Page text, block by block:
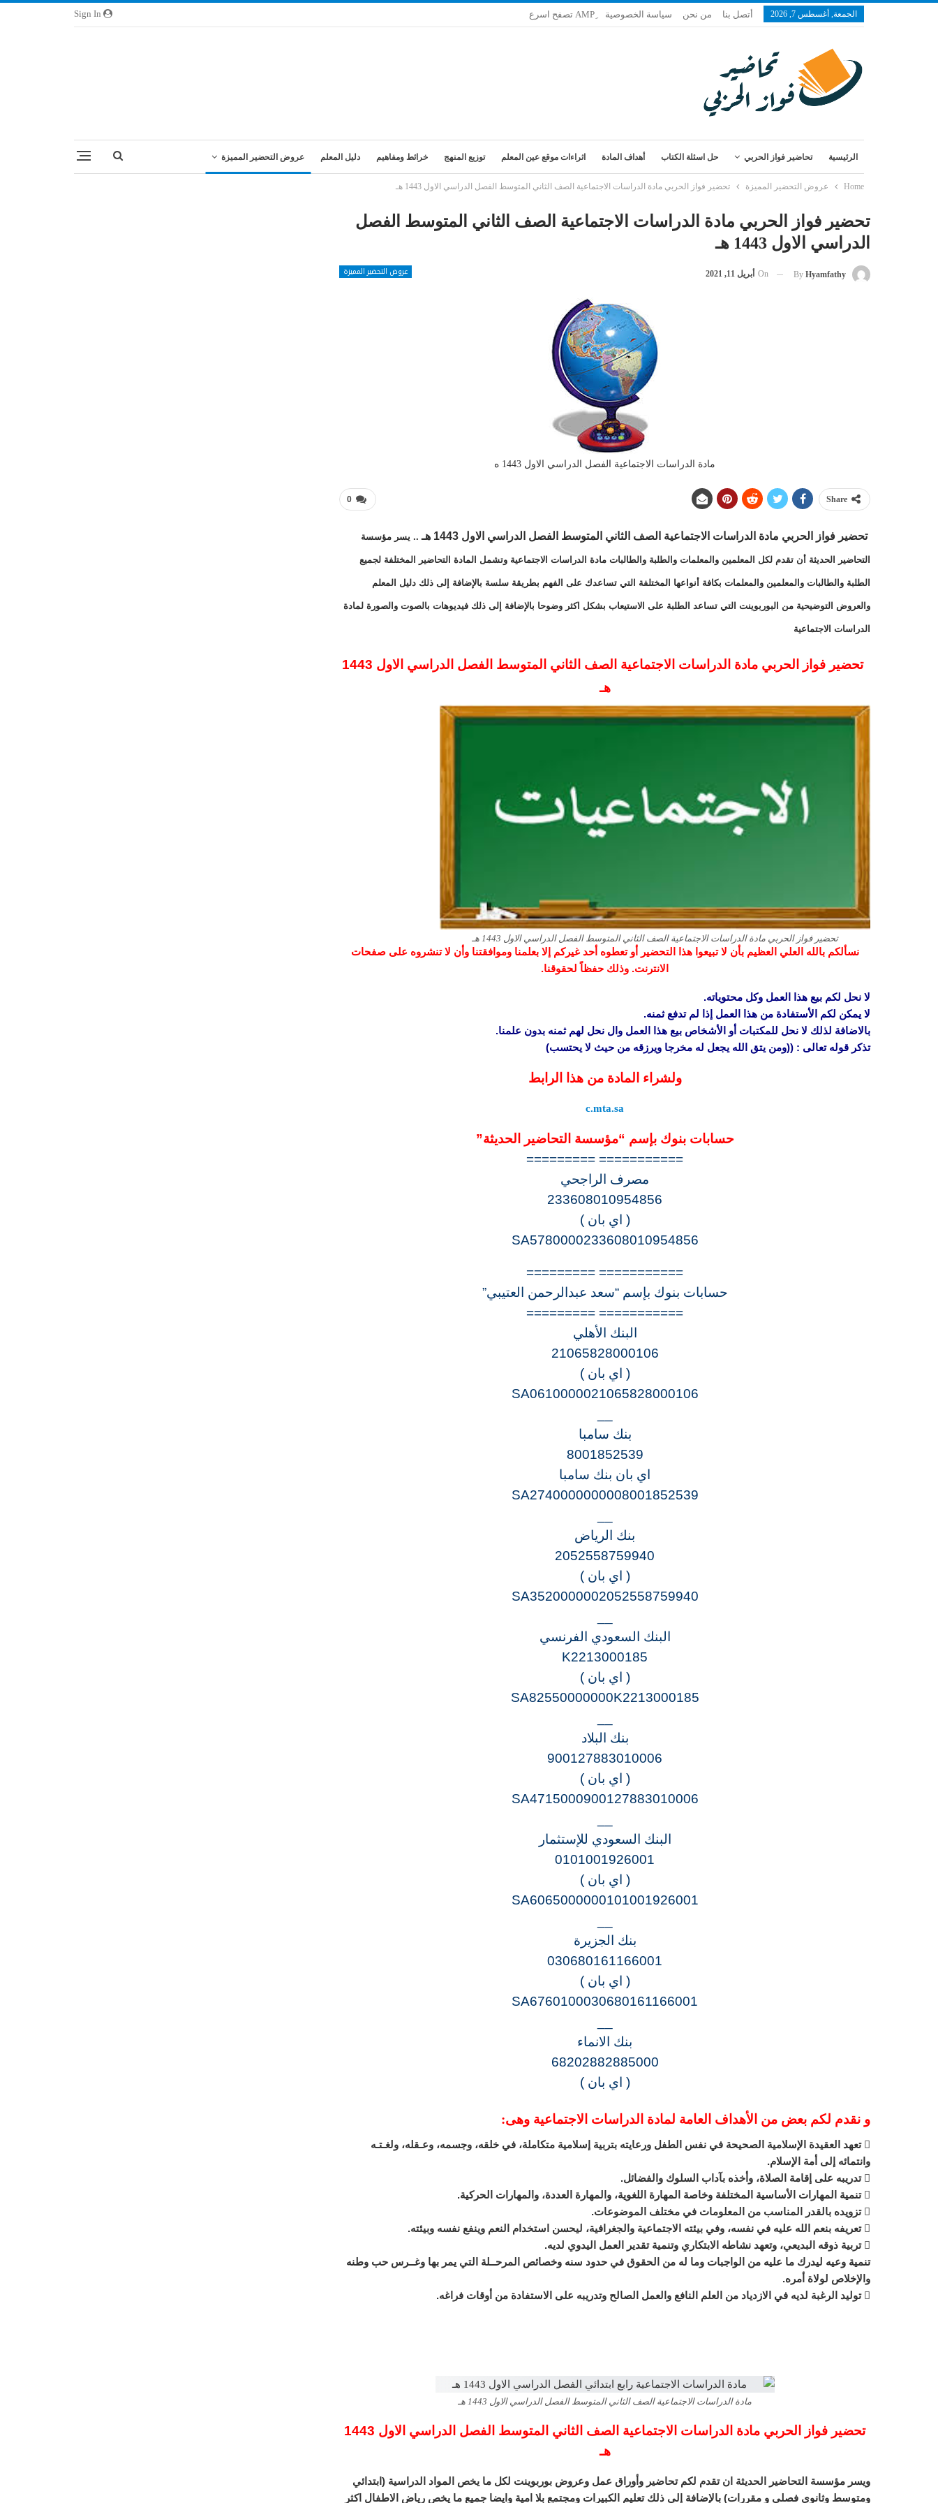
الجمعة, أغسطس 7, 2026 أتصل بنا من نحن سياسة الخصوصية
الرئيسية تحاضير فواز الحربي حل اسئلة الكتاب أهداف المادة اثراءات موقع عين المعلم توزيع المنهج خرائط ومفاهيم دليل المعلم عروض التحضير المميزة
Home عروض التحضير المميزة تحضير فواز الحربي مادة الدراسات الاجتماعية الصف الثاني المتوسط الفصل الدراسي الاول 1443 هـ
تحضير فواز الحربي مادة الدراسات الاجتماعية الصف الثاني المتوسط الفصل
الدراسي الاول 1443 هـ
عروض التحضير المميزة By Hyamfathy
On أبريل 11, 2021
مادة الدراسات الاجتماعية الفصل الدراسي الاول 1443 ه
0 Share
تحضير فواز الحربي مادة الدراسات الاجتماعية الصف الثاني المتوسط الفصل الدراسي الاول 1443 هـ .. يسر مؤسسة
التحاضير الحديثة أن تقدم لكل المعلمين والمعلمات والطلبة والطالبات مادة الدراسات الاجتماعية وتشمل المادة التحاضير المختلفة لجميع
الطلبة والطالبات والمعلمين والمعلمات بكافة أنواعها المختلفة التي تساعدك على الفهم بطريقة سلسة بالإضافة إلى ذلك دليل المعلم
والعروض التوضيحية من البوربوينت التي تساعد الطلبة على الاستيعاب بشكل اكثر وضوحا بالإضافة إلى ذلك فيديوهات بالصوت والصورة لمادة
الدراسات الاجتماعية
تحضير فواز الحربي مادة الدراسات الاجتماعية الصف الثاني المتوسط الفصل الدراسي الاول 1443
هـ
تحضير فواز الحربي مادة الدراسات الاجتماعية الصف الثاني المتوسط الفصل الدراسي الاول 1443 هـ
نسألكم بالله العلي العظيم بأن لا تبيعوا هذا التحضير أو تعطوه أحد غيركم إلا بعلمنا وموافقتنا وأن لا تنشروه على صفحات
الانترنت. وذلك حفظاً لحقوقنا.
لا نحل لكم بيع هذا العمل وكل محتوياته.
لا يمكن لكم الأستفادة من هذا العمل إذا لم تدفع ثمنه.
بالاضافة لذلك لا نحل للمكتبات أو الأشخاص بيع هذا العمل وال نحل لهم ثمنه بدون علمنا.
تذكر قوله تعالى : ((ومن يتق الله يجعل له مخرجا ويرزقه من حيث لا يحتسب)
ولشراء المادة من هذا الرابط
c.mta.sa
حسابات بنوك بإسم “مؤسسة التحاضير الحديثة”
=========== =========
مصرف الراجحي
233608010954856
( اي بان )
SA5780000233608010954856
=========== =========
حسابات بنوك بإسم “سعد عبدالرحمن العتيبي”
=========== =========
البنك الأهلي
21065828000106
( اي بان )
SA0610000021065828000106
بنك سامبا
8001852539
اي بان بنك سامبا
SA2740000000008001852539
بنك الرياض
2052558759940
( اي بان )
SA3520000002052558759940
البنك السعودي الفرنسي
K2213000185
( اي بان )
SA82550000000K2213000185
بنك البلاد
900127883010006
( اي بان )
SA4715000900127883010006
البنك السعودي للإستثمار
0101001926001
( اي بان )
SA6065000000101001926001
بنك الجزيرة
030680161166001
( اي بان )
SA6760100030680161166001
بنك الانماء
68202882885000
( اي بان )
و نقدم لكم بعض من الأهداف العامة لمادة الدراسات الاجتماعية وهى:
 تعهد العقيدة الإسلامية الصحيحة في نفس الطفل ورعايته بتربية إسلامية متكاملة، في خلقه، وجسمه، وعـقله، ولغـتـه
وانتمائه إلى أمة الإسلام.
 تدريبه على إقامة الصلاة، وأخذه بآداب السلوك والفضائل.
 تنمية المهارات الأساسية المختلفة وخاصة المهارة اللغوية، والمهارة العددة، والمهارات الحركية.
 تزويده بالقدر المناسب من المعلومات في مختلف الموضوعات.
 تعريفه بنعم الله عليه في نفسه، وفي بيئته الاجتماعية والجغرافية، ليحسن استخدام النعم وينفع نفسه وبيئته.
 تربية ذوقه البديعي، وتعهد نشاطه الابتكاري وتنمية تقدير العمل اليدوي لديه.
تنمية وعيه ليدرك ما عليه من الواجبات وما له من الحقوق في حدود سنه وخصائص المرحــلة التي يمر بها وغــرس حب وطنه
والإخلاص لولاة أمره.
 توليد الرغبة لديه في الازدياد من العلم النافع والعمل الصالح وتدريبه على الاستفادة من أوقات فراغه.
مادة الدراسات الاجتماعية الصف الثاني المتوسط الفصل الدراسي الاول 1443 هـ
تحضير فواز الحربي مادة الدراسات الاجتماعية الصف الثاني المتوسط الفصل الدراسي الاول 1443
هـ
ويسر مؤسسة التحاضير الحديثة ان تقدم لكم تحاضير وأوراق عمل وعروض بوربوينت لكل ما يخص المواد الدراسية (ابتدائي
ومتوسط وثانوي فصلي و مقررات) بالإضافة إلى ذلك تعليم الكبيرات ومجتمع بلا امية وايضا جميع ما يخص رياض الاطفال اكثر